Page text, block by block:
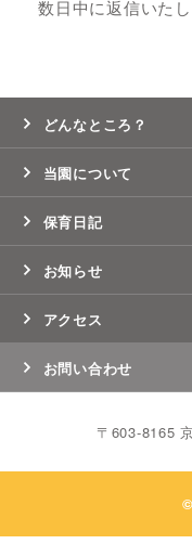
数日中に返信いた
どんなところ？
当園について
保育日記
お知らせ
アクセス
お問い合わせ
〒603-8165